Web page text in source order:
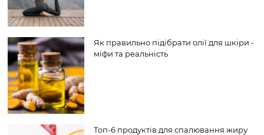
Як правильно підібрати олії для шкіри -
міфи та реальність
Топ-6 продуктів для спалювання жиру